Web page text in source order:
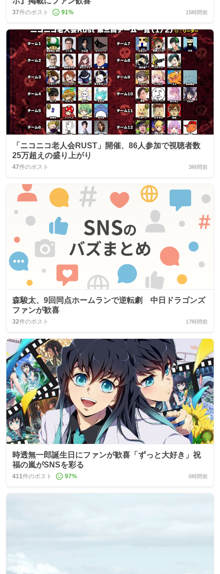
37件のポスト 91% 15時間前
「ニコニコ老人会RUST」開催、86人参加で視聴者数
25万超えの盛り上がり
47件のポスト 3時間前
森駿太、9回同点ホームランで逆転劇 中日ドラゴンズ
ファンが歓喜
32件のポスト 17時間前
時透無一郎誕生日にファンが歓喜「ずっと大好き」祝
福の嵐がSNSを彩る
411件のポスト 97% 6時間前